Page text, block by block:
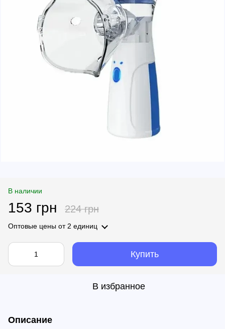
В наличии
153 грн 224 грн
Оптовые цены от 2 единиц
Купить
В избранное
Описание